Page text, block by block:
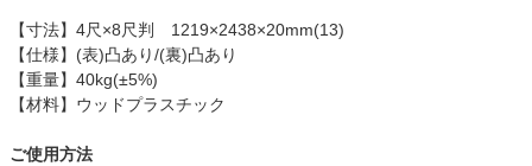
【寸法】4尺×8尺判 1219×2438×20mm(13)
【仕様】(表)凸あり/(裏)凸あり
【重量】40kg(±5%)
【材料】ウッドプラスチック
ご使用方法